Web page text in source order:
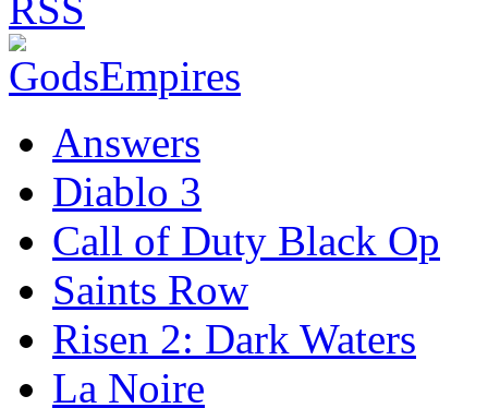
Answers
Diablo 3
Call of Duty Black Op
Saints Row
Risen 2: Dark Waters
La Noire